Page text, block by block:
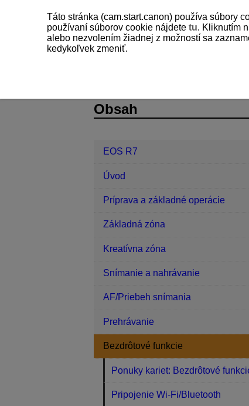
Obsah
EOS R7
Úvod
Príprava a základné operácie
Základná zóna
Kreatívna zóna
Snímanie a nahrávanie
AF/Priebeh snímania
Prehrávanie
Bezdrôtové funkcie
Ponuky kariet: Bezdrôtové
Pripojenie Wi-Fi/Bluetooth
Táto stránka (cam.start.canon) používa súbory
používaní súborov cookie nájdete tu. Kliknutím
alebo nezvolením žiadnej z možností sa
kedykoľvek zmeniť.